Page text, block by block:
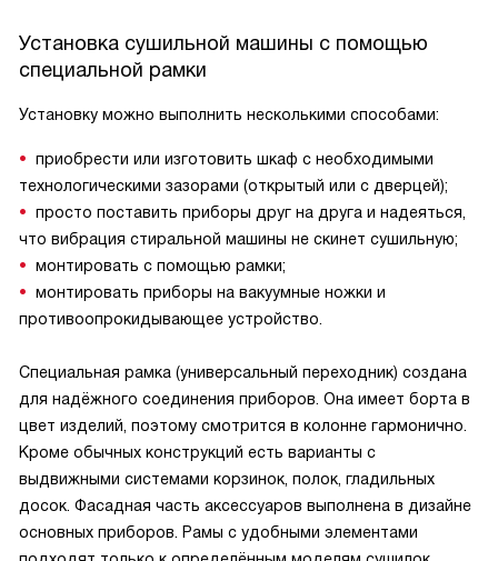
Установка сушильной машины с помощью
специальной рамки
Установку можно выполнить несколькими способами:
приобрести или изготовить шкаф с необходимыми
технологическими зазорами (открытый или с дверцей);
просто поставить приборы друг на друга и надеяться,
что вибрация стиральной машины не скинет сушильную;
монтировать с помощью рамки;
монтировать приборы на вакуумные ножки и
противоопрокидывающее устройство.
Специальная рамка (универсальный переходник) создана
для надёжного соединения приборов. Она имеет борта в
цвет изделий, поэтому смотрится в колонне гармонично.
Кроме обычных конструкций есть варианты с
выдвижными системами корзинок, полок, гладильных
досок. Фасадная часть аксессуаров выполнена в дизайне
основных приборов. Рамы с удобными элементами